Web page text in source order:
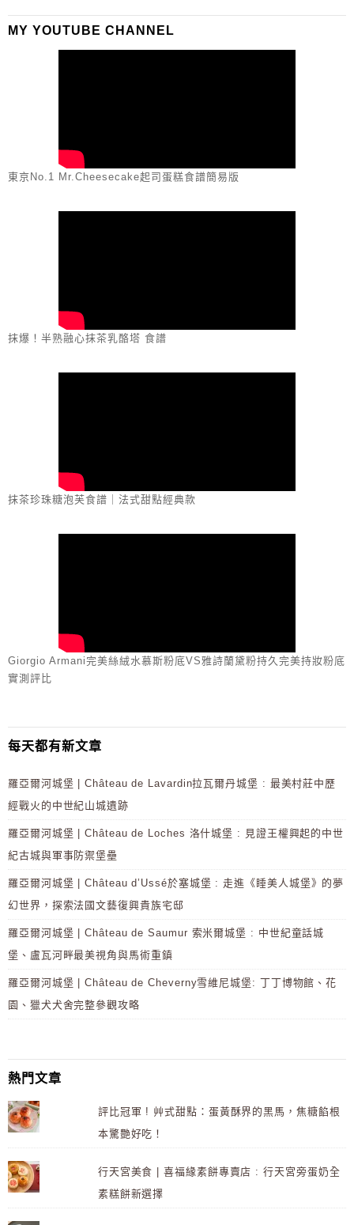
MY YOUTUBE CHANNEL
東京No.1 Mr.Cheesecake起司蛋糕食譜簡易版
抹爆！半熟融心抹茶乳酪塔 食譜
抹茶珍珠糖泡芙食譜｜法式甜點經典款
Giorgio Armani完美絲絨水慕斯粉底VS雅詩蘭黛粉持久完美持妝粉底
實測評比
每天都有新文章
羅亞爾河城堡 | Château de Lavardin拉瓦爾丹城堡 : 最美村莊中歷
經戰火的中世紀山城遺跡
羅亞爾河城堡 | Château de Loches 洛什城堡 : 見證王權興起的中世
紀古城與軍事防禦堡壘
羅亞爾河城堡 | Château d’Ussé於塞城堡 : 走進《睡美人城堡》的夢
幻世界，探索法國文藝復興貴族宅邸
羅亞爾河城堡 | Château de Saumur 索米爾城堡 : 中世紀童話城
堡、盧瓦河畔最美視角與馬術重鎮
羅亞爾河城堡 | Château de Cheverny雪維尼城堡: 丁丁博物館、花
園、獵犬犬舍完整參觀攻略
熱門文章
評比冠軍 ! 艸式甜點：蛋黃酥界的黑馬，焦糖餡根
本驚艷好吃！
行天宮美食 | 喜福緣素餅專賣店 : 行天宮旁蛋奶全
素糕餅新選擇